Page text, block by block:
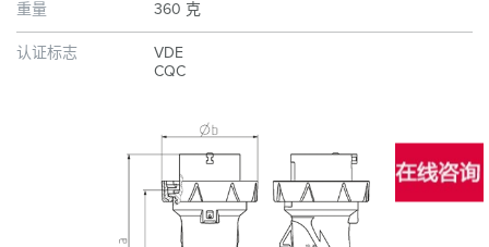
重量 360 克
认证标志
VDE
CQC